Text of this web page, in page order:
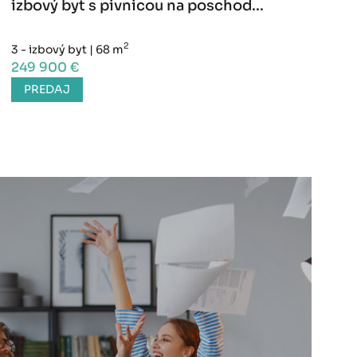
izbový byt s pivnicou na poschod...
3 - izbový byt | 68 m2
249 900 €
PREDAJ